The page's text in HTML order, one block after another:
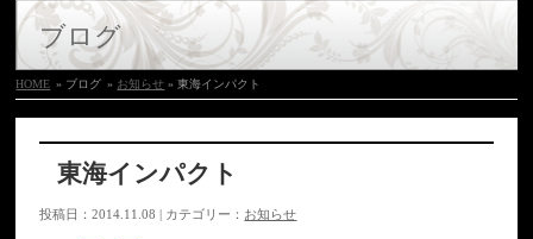
ブログ
HOME » ブログ » お知らせ » 東海インパクト
東海インパクト
投稿日：2014.11.08 | カテゴリー： お知らせ